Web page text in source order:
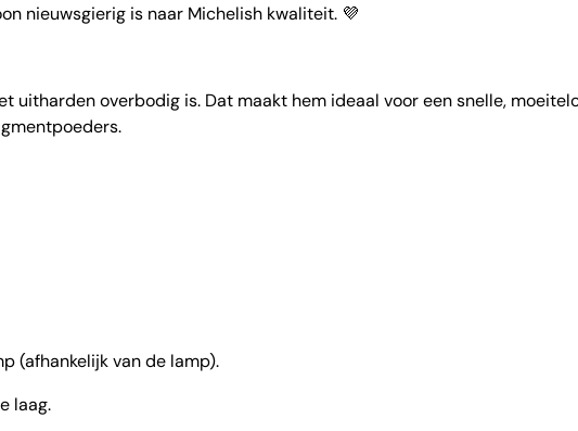
nieuwsgierig is naar Michelish kwaliteit. 💜
uitharden overbodig is. Dat maakt hem ideaal voor een snelle,
(afhankelijk van de lamp).
laag.